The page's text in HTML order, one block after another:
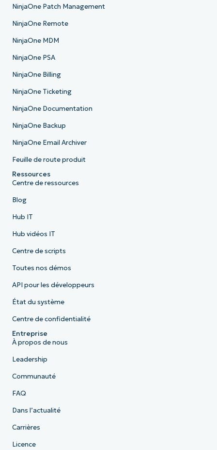
NinjaOne Patch Management
NinjaOne Remote
NinjaOne MDM
NinjaOne PSA
NinjaOne Billing
NinjaOne Ticketing
NinjaOne Documentation
NinjaOne Backup
NinjaOne Email Archiver
Feuille de route produit
Ressources
Centre de ressources
Blog
Hub IT
Hub vidéos IT
Centre de scripts
Toutes nos démos
API pour les développeurs
État du système
Centre de confidentialité
Entreprise
À propos de nous
Leadership
Communauté
FAQ
Dans l’actualité
Carrières
Licence